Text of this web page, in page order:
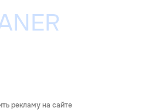
рекламу на сайте